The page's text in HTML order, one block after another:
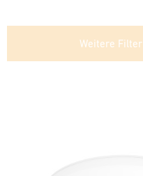
Weitere Filter